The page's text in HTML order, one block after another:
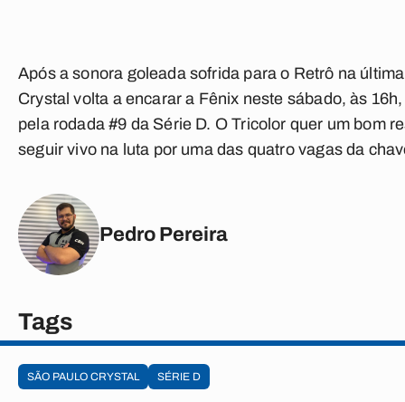
Após a sonora goleada sofrida para o Retrô na
Crystal volta a encarar a Fênix neste sábado, às
pela rodada #9 da Série D. O Tricolor quer um bom
seguir vivo na luta por uma das quatro vagas da
Pedro Pereira
Tags
SÃO PAULO CRYSTAL SÉRIE D